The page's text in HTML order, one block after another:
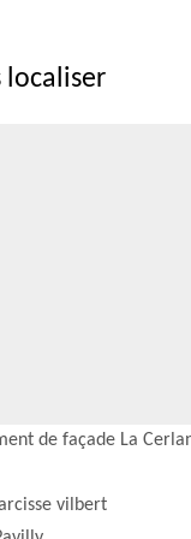
localiser
de façade La
vilbert